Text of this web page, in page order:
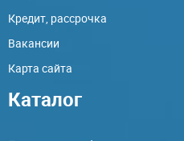
Кредит, рассрочка
Вакансии
Карта сайта
Каталог